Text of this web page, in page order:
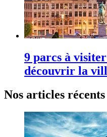
9 parcs à
découvrir la
Nos articles récents